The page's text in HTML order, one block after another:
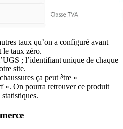
taux qu’on a configuré avant
le taux zéro.
; l’identifiant unique de chaque
site.
ça peut être «
». On pourra retrouver ce produit